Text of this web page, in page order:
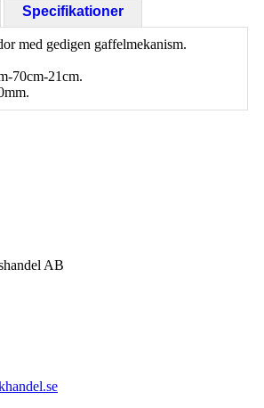
Specifikationer
med gedigen gaffelmekanism.
70cm-21cm.
AB